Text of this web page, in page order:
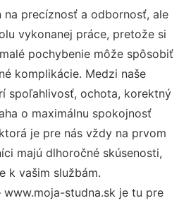
na precíznosť a odbornosť, ale
vykonanej práce, pretože si
pochybenie môže spôsobiť
komplikácie. Medzi naše
spoľahlivosť, ochota, korektný
o maximálnu spokojnosť
je pre nás vždy na prvom
majú dlhoročné skúsenosti,
k vašim službám.
www.moja-studna.sk je tu pre